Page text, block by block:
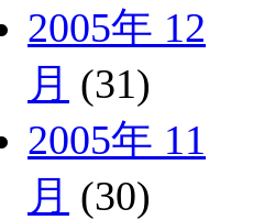
2005年 12
月 (31)
2005年 11
月 (30)